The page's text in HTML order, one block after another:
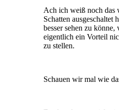
Ach ich weiß noch das
Schatten ausgeschaltet
besser sehen zu könne,
eigentlich ein Vorteil
zu stellen.
Schauen wir mal wie